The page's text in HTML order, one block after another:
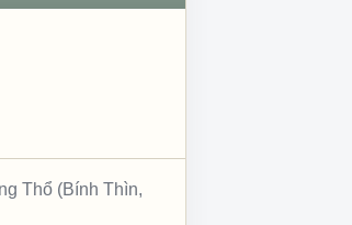
Thổ (Bính Thìn,